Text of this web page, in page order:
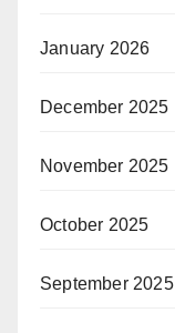
January 2026
December 2025
November 2025
October 2025
September 2025